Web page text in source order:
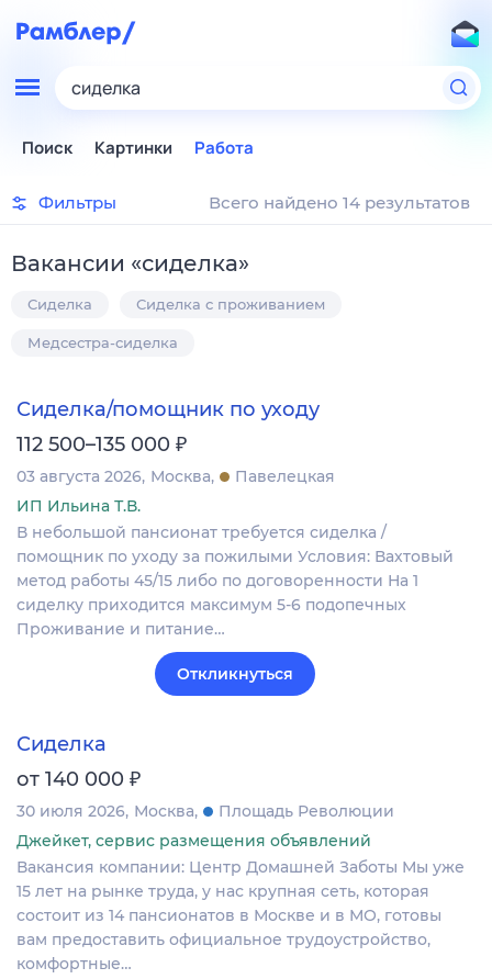
сиделка
Поиск Картинки Работа
Фильтры Всего найдено 14 результатов
Вакансии «сиделка»
Сиделка Сиделка с проживанием
Медсестра-сиделка
Сиделка/помощник по уходу
112 500–135 000 ₽
03 августа 2026 Москва
Павелецкая
ИП Ильина Т.В.
В небольшой пансионат требуется сиделка /
помощник по уходу за пожилыми Условия: Вахтовый
метод работы 45/15 либо по договоренности На 1
сиделку приходится максимум 5-6 подопечных
Проживание и питание…
Откликнуться
Сиделка
от 140 000 ₽
30 июля 2026 Москва
Площадь Революции
Джейкет, сервис размещения объявлений
Вакансия компании: Центр Домашней Заботы Мы уже
15 лет на рынке труда, у нас крупная сеть, которая
состоит из 14 пансионатов в Москве и в МО, готовы
вам предоставить официальное трудоустройство,
комфортные…